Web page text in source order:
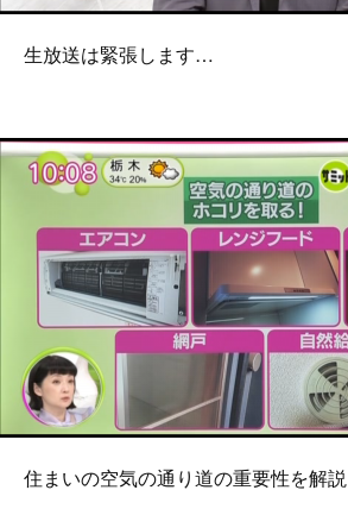
生放送は緊張します…
住まいの空気の通り道の重要性を解説